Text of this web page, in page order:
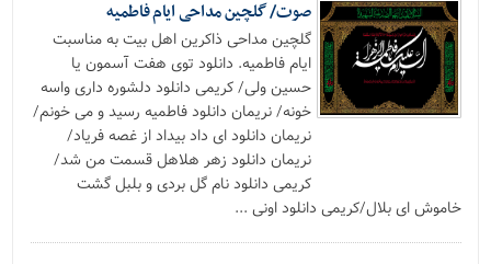
صوت/ گلچین مداحی ایام فاطمیه
گلچین مداحی ذاکرین اهل بیت به مناسبت
ایام فاطمیه. دانلود توی هفت آسمون یا
حسین ولی/ کریمی دانلود دلشوره داری واسه
خونه/ نریمان دانلود فاطمیه رسید و می خونم/
نریمان دانلود ای داد بیداد از غصه فریاد/
نریمان دانلود زهر هلاهل قسمت من شد/
کریمی دانلود نام گل بردی و بلبل گشت
خاموش ای بلال/کریمی دانلود اونی ...